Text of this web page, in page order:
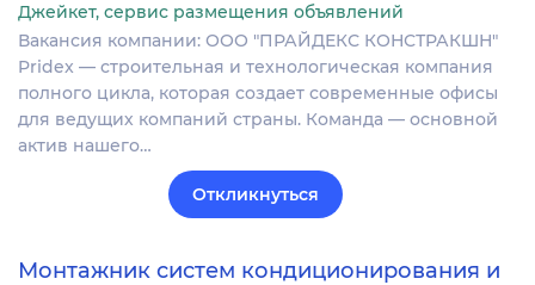
Джейкет, сервис размещения объявлений
Вакансия компании: ООО "ПРАЙДЕКС КОНСТРАКШН"
Pridex — строительная и технологическая компания
полного цикла, которая создает современные офисы
для ведущих компаний страны. Команда — основной
актив нашего…
Откликнуться
Монтажник систем кондиционирования и